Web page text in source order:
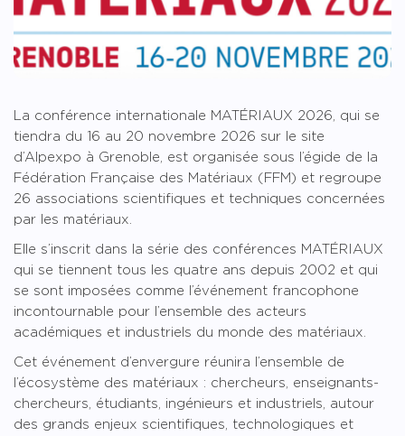
La conférence internationale MATÉRIAUX 2026, qui se
tiendra du 16 au 20 novembre 2026 sur le site
d’Alpexpo à Grenoble, est organisée sous l’égide de la
Fédération Française des Matériaux (FFM) et regroupe
26 associations scientifiques et techniques concernées
par les matériaux.
Elle s’inscrit dans la série des conférences MATÉRIAUX
qui se tiennent tous les quatre ans depuis 2002 et qui
se sont imposées comme l’événement francophone
incontournable pour l’ensemble des acteurs
académiques et industriels du monde des matériaux.
Cet événement d’envergure réunira l’ensemble de
l’écosystème des matériaux : chercheurs, enseignants-
chercheurs, étudiants, ingénieurs et industriels, autour
des grands enjeux scientifiques, technologiques et